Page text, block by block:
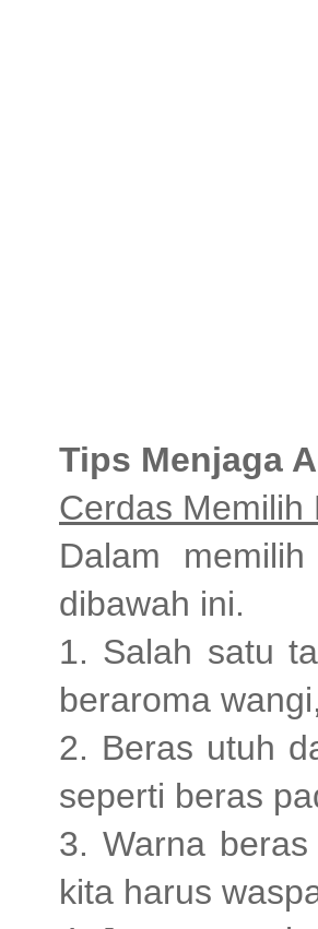
Tips Menjaga
Cerdas Memilih
Dalam
dibawah ini.
1. Salah satu
beraroma
2. Beras utuh
seperti beras
3. Warna
kita harus